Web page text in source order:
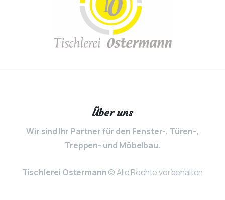
Über uns
Wir sind Ihr Partner für den Fenster-, Türen-,
Treppen- und Möbelbau.
Tischlerei Ostermann© Alle Rechte vorbehalten